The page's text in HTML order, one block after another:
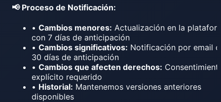
📢 Proceso de Notificación:
• Cambios menores: Actualización en la
con 7 días de anticipación
• Cambios significativos: Notificación por email
30 días de anticipación
• Cambios que afecten derechos:
explícito requerido
• Historial: Mantenemos versiones anteriores
disponibles